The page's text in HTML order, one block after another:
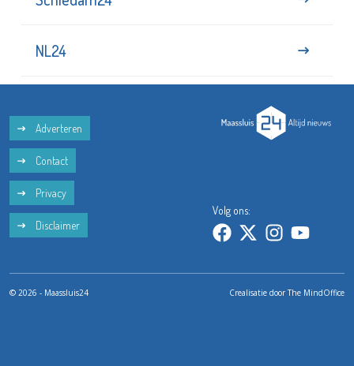
NL24
Adverteren
Contact
Privacy
Disclaimer
Volg ons:
© 2026 - Maassluis24 Crealisatie doorThe MindOffice